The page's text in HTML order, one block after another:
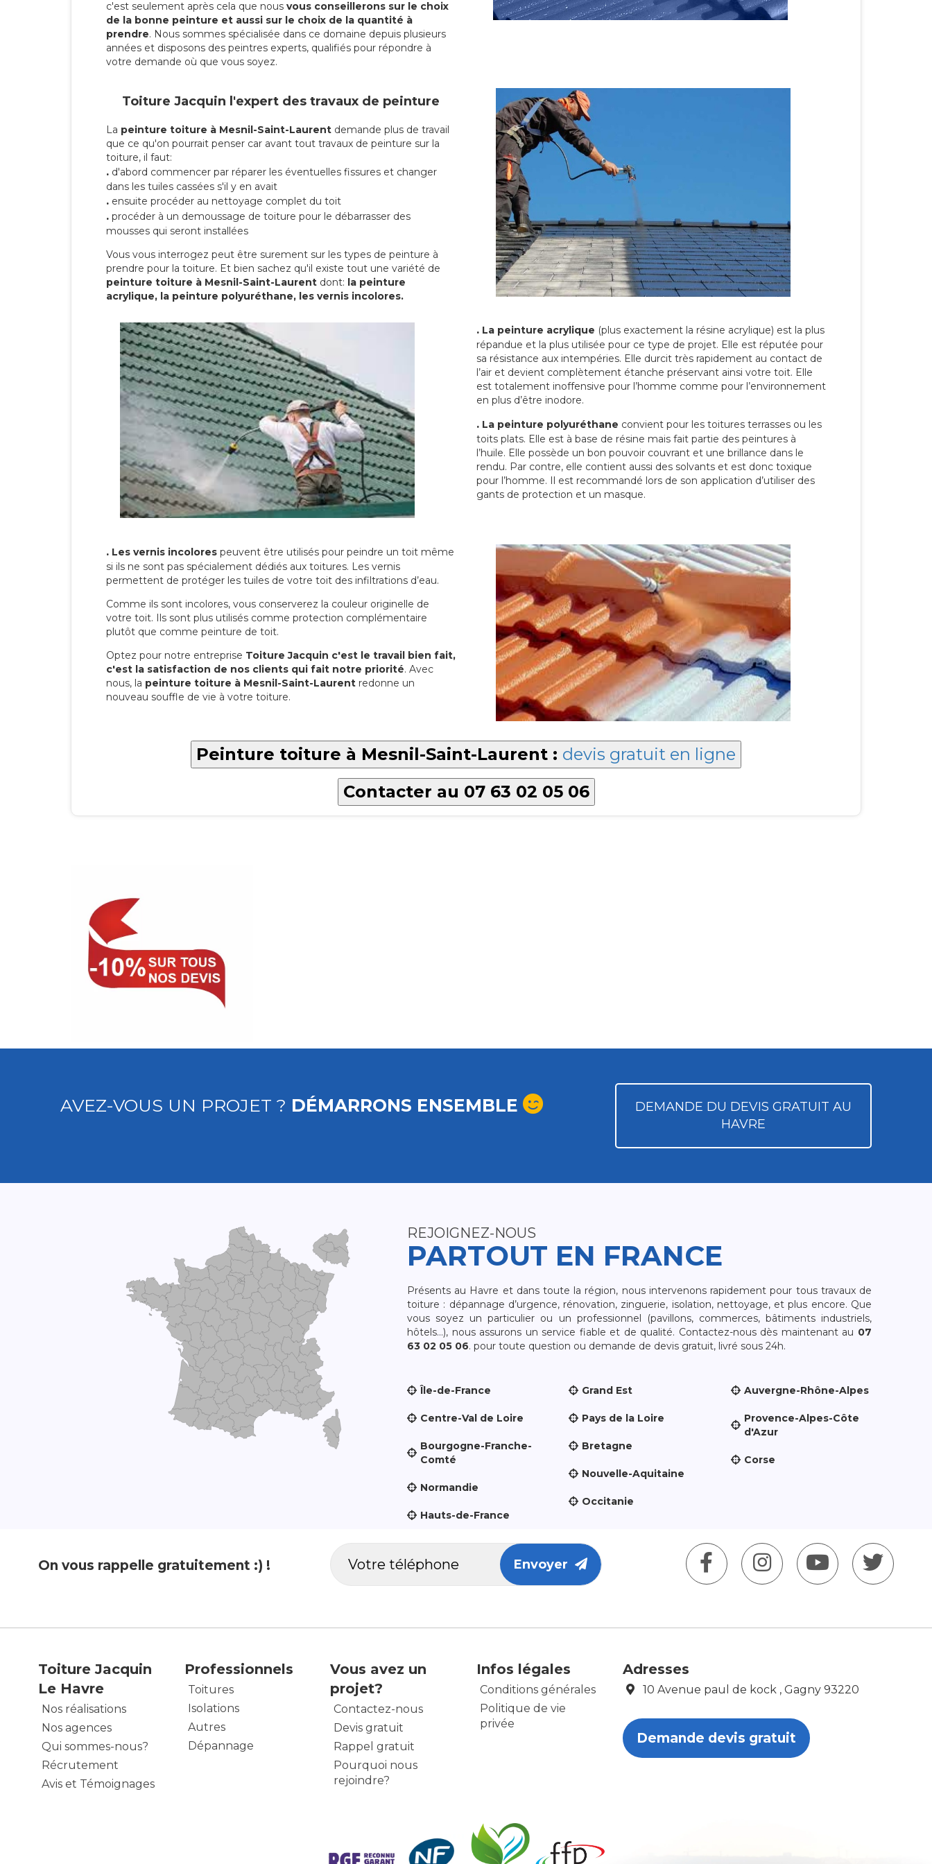
c'est seulement après cela que nous vous conseillerons sur le choix
de la bonne peinture et aussi sur le choix de la quantité à
prendre. Nous sommes spécialisée dans ce domaine depuis plusieurs
années et disposons des peintres experts, qualifiés pour répondre à
votre demande où que vous soyez.
Toiture Jacquin l'expert des travaux de peinture
La peinture toiture à Mesnil-Saint-Laurent demande plus de travail
que ce qu'on pourrait penser car avant tout travaux de peinture sur la
toiture, il faut:
. d'abord commencer par réparer les éventuelles fissures et changer
dans les tuiles cassées s'il y en avait
. ensuite procéder au nettoyage complet du toit
. procéder à un demoussage de toiture pour le débarrasser des
mousses qui seront installées
Vous vous interrogez peut être surement sur les types de peinture à
prendre pour la toiture. Et bien sachez qu'il existe tout une variété de
peinture toiture à Mesnil-Saint-Laurent dont: la peinture
acrylique, la peinture polyuréthane, les vernis incolores.
. La peinture acrylique (plus exactement la résine acrylique) est la plus
répandue et la plus utilisée pour ce type de projet. Elle est réputée pour
sa résistance aux intempéries. Elle durcit très rapidement au contact de
l’air et devient complètement étanche préservant ainsi votre toit. Elle
est totalement inoffensive pour l’homme comme pour l’environnement
en plus d’être inodore.
. La peinture polyuréthane convient pour les toitures terrasses ou les
toits plats. Elle est à base de résine mais fait partie des peintures à
l’huile. Elle possède un bon pouvoir couvrant et une brillance dans le
rendu. Par contre, elle contient aussi des solvants et est donc toxique
pour l’homme. Il est recommandé lors de son application d’utiliser des
gants de protection et un masque.
. Les vernis incolores peuvent être utilisés pour peindre un toit même
si ils ne sont pas spécialement dédiés aux toitures. Les vernis
permettent de protéger les tuiles de votre toit des infiltrations d’eau.
Comme ils sont incolores, vous conserverez la couleur originelle de
votre toit. Ils sont plus utilisés comme protection complémentaire
plutôt que comme peinture de toit.
Optez pour notre entreprise Toiture Jacquin c'est le travail bien fait,
c'est la satisfaction de nos clients qui fait notre priorité. Avec
nous, la peinture toiture à Mesnil-Saint-Laurent redonne un
nouveau souffle de vie à votre toiture.
Peinture toiture à Mesnil-Saint-Laurent : devis gratuit en ligne
Contacter au 07 63 02 05 06
AVEZ-VOUS UN PROJET ? DÉMARRONS ENSEMBLE
DEMANDE DU DEVIS GRATUIT AU
HAVRE
REJOIGNEZ-NOUS
PARTOUT EN FRANCE
Présents au Havre et dans toute la région, nous intervenons rapidement pour tous travaux de
toiture : dépannage d’urgence, rénovation, zinguerie, isolation, nettoyage, et plus encore. Que
vous soyez un particulier ou un professionnel (pavillons, commerces, bâtiments industriels,
hôtels…), nous assurons un service fiable et de qualité. Contactez-nous dès maintenant au 07
63 02 05 06. pour toute question ou demande de devis gratuit, livré sous 24h.
Île-de-France
Centre-Val de Loire
Bourgogne-Franche-
Comté
Normandie
Hauts-de-France
Grand Est
Pays de la Loire
Bretagne
Nouvelle-Aquitaine
Occitanie
Auvergne-Rhône-Alpes
Provence-Alpes-Côte
d'Azur
Corse
On vous rappelle gratuitement :) ! Envoyer
Toiture Jacquin
Le Havre
Nos réalisations
Nos agences
Qui sommes-nous?
Récrutement
Avis et Témoignages
Professionnels
Toitures
Isolations
Autres
Dépannage
Vous avez un
projet?
Contactez-nous
Devis gratuit
Rappel gratuit
Pourquoi nous
rejoindre?
Infos légales
Conditions générales
Politique de vie
privée
Adresses
10 Avenue paul de kock , Gagny 93220
Demande devis gratuit